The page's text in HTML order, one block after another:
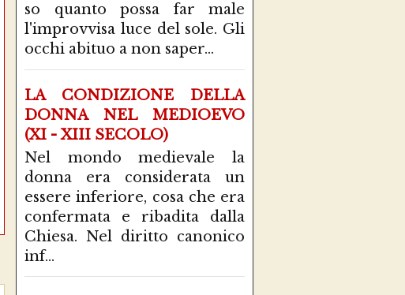
so quanto possa far male
l'improvvisa luce del sole. Gli
occhi abituo a non saper...
LA CONDIZIONE DELLA
DONNA NEL MEDIOEVO
(XI - XIII SECOLO)
Nel mondo medievale la
donna era considerata un
essere inferiore, cosa che era
confermata e ribadita dalla
Chiesa. Nel diritto canonico
inf...